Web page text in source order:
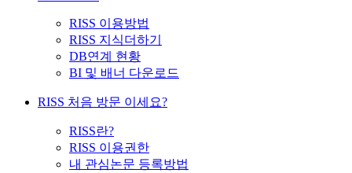
RISS 이용방법
RISS 지식더하기
DB연계 현황
BI 및 배너 다운로드
RISS 처음 방문 이세요?
RISS란?
RISS 이용권한
내 관심논문 등록방법